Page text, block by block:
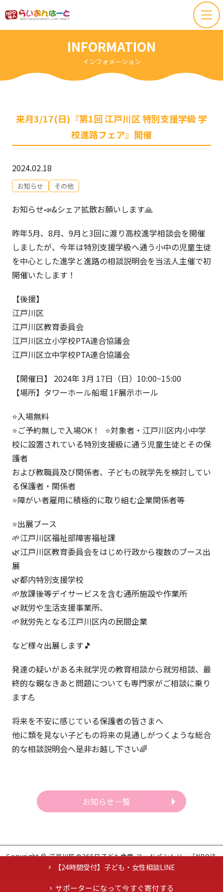
INFORMATION
インフォメーション
来月3/17(日)『第1回 江戸川区 特別支援学級 学
校進路フェア』開催
2024.02.18
お知らせ その他
お知らせ📣&シェア拡散お願いします🙏
昨年5月、8月、9月と3回に渡り高校進学相談会を開催
しましたが、今年は特別支援学級へ通う小中の児童生徒
を中心とした進学と進路の相談説明会を当法人主催で初
開催いたします！
【後援】
江戸川区
江戸川区教育委員会
江戸川区立小学校PTA連合協議会
江戸川区立中学校PTA連合協議会
【開催日】 2024年 3月 17日（日）10:00~15:00
【場所】タワーホール船堀 1F展示ホール
⭐️入場無料
⭐️ご予約無しで入場OK！ ⭐️対象者・江戸川区内小中学
校に設置されている特別支援級に通う児童生徒とその保
護者
および教職員及び関係者、子どもの就学先を検討してい
る保護者・関係者
⭐️障がい者雇用に積極的に取り組む企業関係者等
⭐️出展ブース
🌱江戸川区福祉部障害福祉課
🌿江戸川区教育委員会をはじめ行政から複数のブース出
展
🌿都内特別支援学校
🌱放課後等デイサービスを含む通所施設や作業所
🌿就労や生活支援事業所、
🌱就労先となる江戸川区内の民間企業
など様々出展します🎵
発達の疑いがある未就学児の教育相談から就労相談、最
終的な親なきあと問題についても専門家がご相談に乗り
ます💪
将来を不安に感じている保護者の皆さまへ
他に類を見ない子どもの将来の見通しがつくような総合
的な相談説明会へ是非お越し下さい🌈
お知らせ一覧
Copyright © 江戸川区の365日子ども食堂,フードパントリー「NPO法
人らいおんはーと」 All Rights Reserved.
【24時間受付】子ども・女性相談LINE
サポーターになって今すぐ寄付する